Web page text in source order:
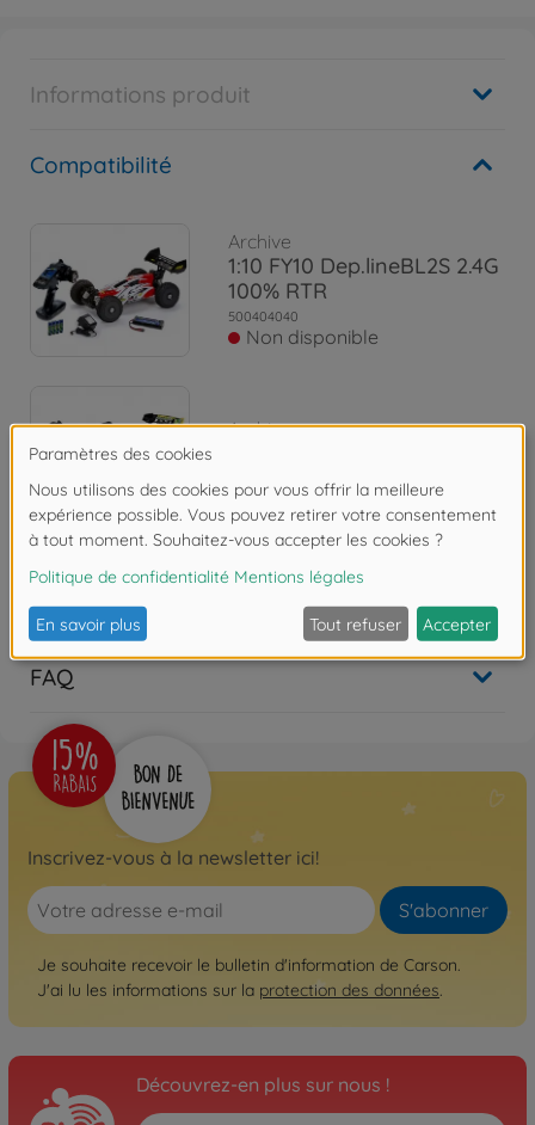
Informations produit
Compatibilité
Archive
1:10 FY10 Dep.lineBL2S 2.4G
100% RTR
500404040
Non disponible
Archive
Les avis
FAQ
Inscrivez-vous à la newsletter ici!
S'abonner
Je souhaite recevoir le bulletin d'information de Carson.
J'ai lu les informations sur la protection des données.
Découvrez-en plus sur nous !